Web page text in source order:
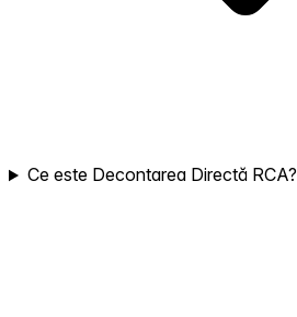
Ce este Decontarea Directă RCA?